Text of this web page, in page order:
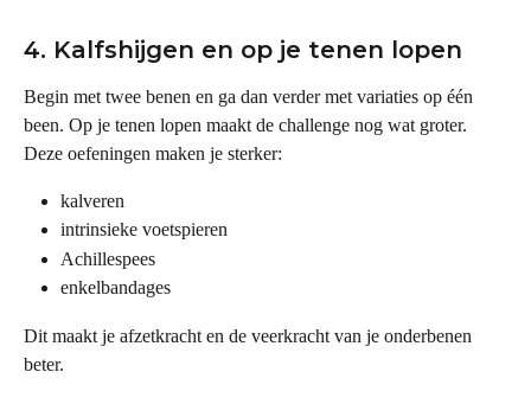
4. Kalfshijgen en op je tenen lopen
Begin met twee benen en ga dan verder met variaties op één
been. Op je tenen lopen maakt de challenge nog wat groter.
Deze oefeningen maken je sterker:
kalveren
intrinsieke voetspieren
Achillespees
enkelbandages
Dit maakt je afzetkracht en de veerkracht van je onderbenen
beter.